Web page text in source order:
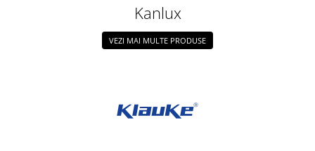
Kanlux
VEZI MAI MULTE PRODUSE